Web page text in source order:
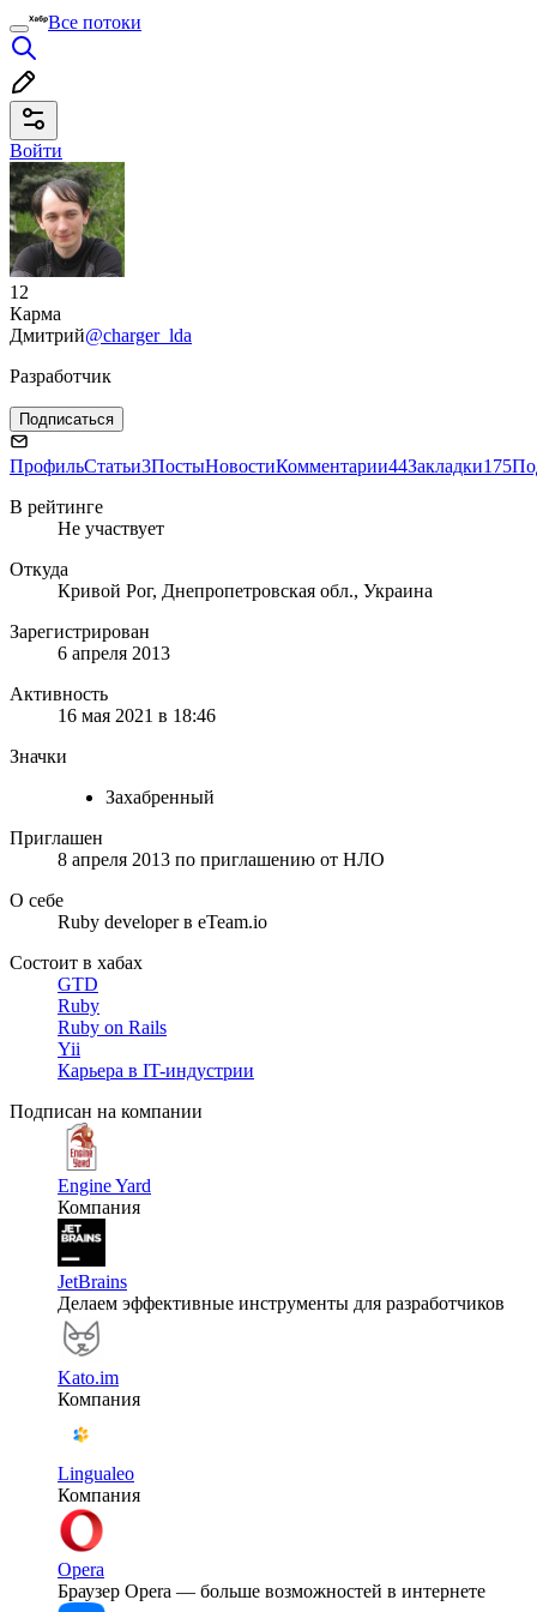
Все потоки
Войти
12
Карма
Дмитрий@charger_lda
Разработчик
Подписаться
ПрофильСтатьи3ПостыНовостиКомментарии44Закладки175
В рейтинге
Не участвует
Откуда
Кривой Рог, Днепропетровская обл., Украина
Зарегистрирован
6 апреля 2013
Активность
16 мая 2021 в 18:46
Значки
Захабренный
Приглашен
8 апреля 2013 по приглашению от НЛО
О себе
Ruby developer в eTeam.io
Состоит в хабах
GTD
Ruby
Ruby on Rails
Yii
Карьера в IT-индустрии
Подписан на компании
Engine Yard
Компания
JetBrains
Делаем эффективные инструменты для разработчиков
Kato.im
Компания
Lingualeo
Компания
Opera
Браузер Opera — больше возможностей в интернете